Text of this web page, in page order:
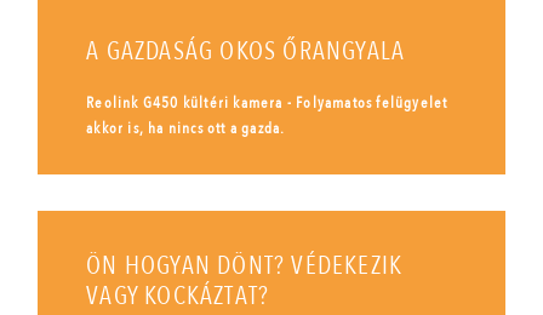
A GAZDASÁG OKOS ŐRANGYALA
Reolink G450 kültéri kamera - Folyamatos felügyelet
akkor is, ha nincs ott a gazda.
ÖN HOGYAN DÖNT? VÉDEKEZIK
VAGY KOCKÁZTAT?